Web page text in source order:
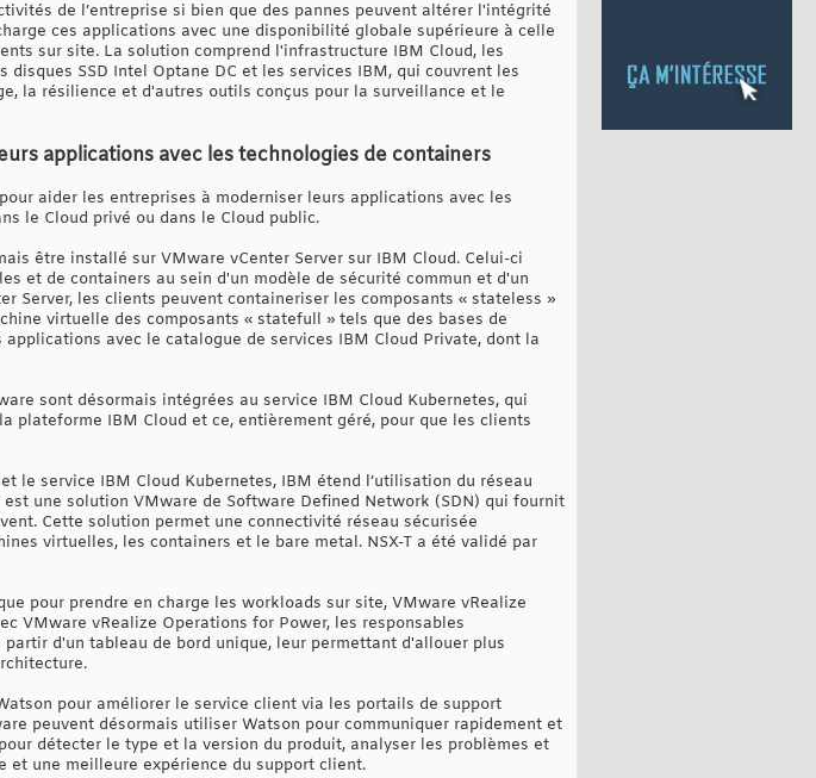
de l’entreprise si bien que des pannes peuvent altérer l'intégrité
ces applications avec une disponibilité globale supérieure à celle
sur site. La solution comprend l'infrastructure IBM Cloud, les
SSD Intel Optane DC et les services IBM, qui couvrent les
la résilience et d'autres outils conçus pour la surveillance et le
applications avec les technologies de containers
aider les entreprises à moderniser leurs applications avec les
le Cloud privé ou dans le Cloud public.
être installé sur VMware vCenter Server sur IBM Cloud. Celui-ci
et de containers au sein d'un modèle de sécurité commun et d'un
Server, les clients peuvent containeriser les composants « stateless »
virtuelle des composants « statefull » tels que des bases de
avec le catalogue de services IBM Cloud Private, dont la
sont désormais intégrées au service IBM Cloud Kubernetes, qui
IBM Cloud et ce, entièrement géré, pour que les clients
le service IBM Cloud Kubernetes, IBM étend l’utilisation du réseau
est une solution VMware de Software Defined Network (SDN) qui fournit
Cette solution permet une connectivité réseau sécurisée
virtuelles, les containers et le bare metal. NSX-T a été validé par
pour prendre en charge les workloads sur site, VMware vRealize
VMware vRealize Operations for Power, les responsables
d'un tableau de bord unique, leur permettant d'allouer plus
pour améliorer le service client via les portails de support
peuvent désormais utiliser Watson pour communiquer rapidement et
détecter le type et la version du produit, analyser les problèmes et
et une meilleure expérience du support client.